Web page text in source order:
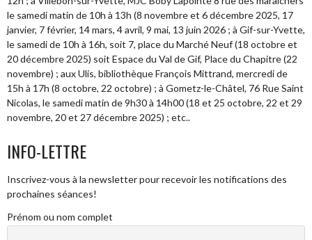
le samedi matin de 10h à 13h (8 novembre et 6 décembre 2025, 17
janvier, 7 février, 14 mars, 4 avril, 9 mai, 13 juin 2026 ; à Gif-sur-Yvette,
le samedi de 10h à 16h, soit 7, place du Marché Neuf (18 octobre et
20 décembre 2025) soit Espace du Val de Gif, Place du Chapitre (22
novembre) ; aux Ulis, bibliothèque François Mittrand, mercredi de
15h à 17h (8 octobre, 22 octobre) ; à Gometz-le-Châtel, 76 Rue Saint
Nicolas, le samedi matin de 9h30 à 14h00 (18 et 25 octobre, 22 et 29
novembre, 20 et 27 décembre 2025) ; etc..
INFO-LETTRE
Inscrivez-vous à la newsletter pour recevoir les notifications des
prochaines séances!
Prénom ou nom complet